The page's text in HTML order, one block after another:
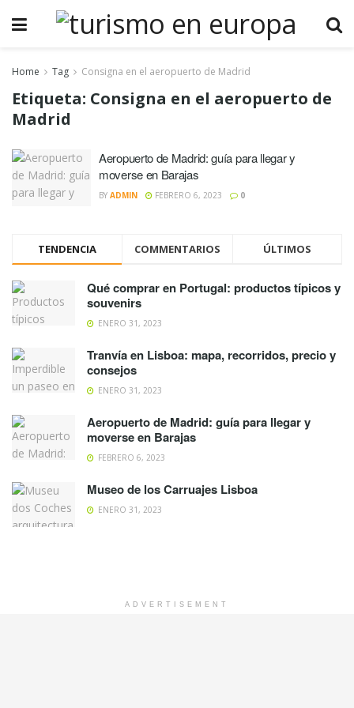
Home Tag Consigna en el aeropuerto de Madrid
Etiqueta: Consigna en el aeropuerto de
Madrid
Aeropuerto de Madrid: guía para llegar y
moverse en Barajas
BY ADMIN FEBRERO 6, 2023 0
TENDENCIA COMMENTARIOS ÚLTIMOS
Qué comprar en Portugal: productos típicos y
souvenirs
ENERO 31, 2023
Tranvía en Lisboa: mapa, recorridos, precio y
consejos
ENERO 31, 2023
Aeropuerto de Madrid: guía para llegar y
moverse en Barajas
FEBRERO 6, 2023
Museo de los Carruajes Lisboa
ENERO 31, 2023
ADVERTISEMENT